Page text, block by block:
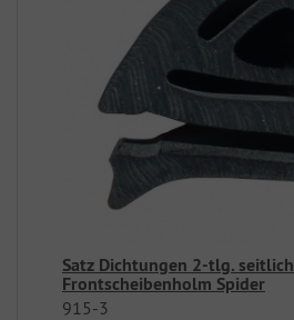
Satz Dichtungen 2-tlg. seitlich
Frontscheibenholm Spider
915-3